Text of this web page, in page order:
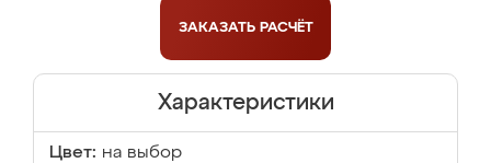
ЗАКАЗАТЬ РАСЧЁТ
Характеристики
Цвет: на выбор